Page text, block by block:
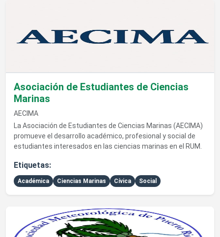
Asociación de Estudiantes de Ciencias
Marinas
AECIMA
La Asociación de Estudiantes de Ciencias Marinas (AECIMA)
promueve el desarrollo académico, profesional y social de
estudiantes interesados en las ciencias marinas en el RUM.
Etiquetas:
Académica Ciencias Marinas Cívica Social
Ver detalles de Sociedad Meteorológica de Puerto Rico